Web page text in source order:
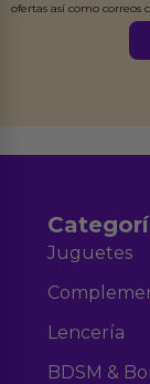
ofertas así como correos
Juguetes
Lencería
BDSM &